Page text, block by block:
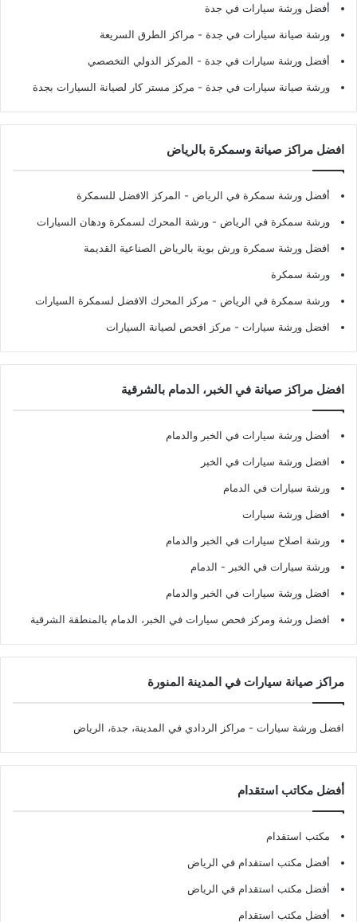
أفضل ورشة سيارات في جدة
ورشة صيانة سيارات في جدة - مراكز الطرق السريعة
أفضل ورشة سيارات في جدة - المركز الدولي التخصصي
ورشة صيانة سيارات في جدة - مركز مستر كار لصيانة السيارات بجدة
افضل مراكز صيانة وسمكرة بالرياض
أفضل ورشة سمكرة في الرياض - المركز الافضل للسمكرة
ورشة سمكرة في الرياض - ورشة المحرك لسمكرة ودهان السيارات
افضل ورشة سمكرة ورش بوية بالرياض الصناعية القديمة
ورشة سمكرة
ورشة سمكرة في الرياض - مركز المحرك الافضل لسمكرة السيارات
افضل ورشة سيارات - مركز افحص لصيانة السيارات
افضل مراكز صيانة في الخبر، الدمام بالشرقية
أفضل ورشة سيارات في الخبر والدمام
افضل ورشة سيارات في الخبر
ورشة سيارات في الدمام
افضل ورشة سيارات
ورشة اصلاح سيارات في الخبر والدمام
ورشة سيارات في الخبر - الدمام
افضل ورشة سيارات في الخبر والدمام
افضل ورشة ومركز فحص سيارات في الخبر، الدمام بالمنطقة الشرقية
مراكز صيانة سيارات في المدينة المنورة
افضل ورشة سيارات - مراكز الردادي في المدينة، جدة، الرياض
أفضل مكاتب استقدام
مكتب استقدام
أفضل مكتب استقدام في الرياض
أفضل مكتب استقدام في الرياض
أفضل مكتب استقدام